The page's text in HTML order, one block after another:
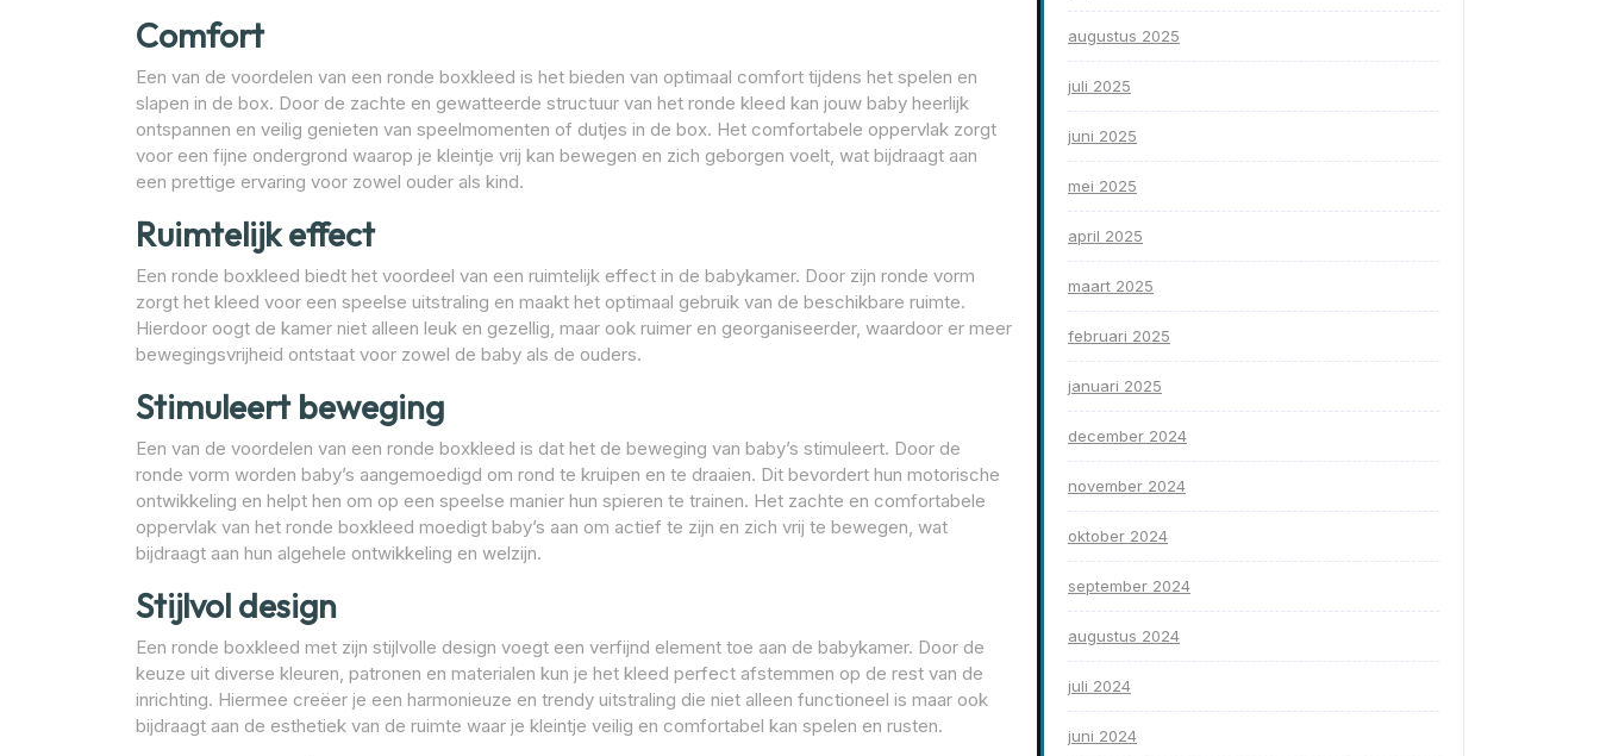
Comfort
Een van de voordelen van een ronde boxkleed is het bieden van optimaal comfort tijdens het spelen en
slapen in de box. Door de zachte en gewatteerde structuur van het ronde kleed kan jouw baby heerlijk
ontspannen en veilig genieten van speelmomenten of dutjes in de box. Het comfortabele oppervlak zorgt
voor een fijne ondergrond waarop je kleintje vrij kan bewegen en zich geborgen voelt, wat bijdraagt aan
een prettige ervaring voor zowel ouder als kind.
Ruimtelijk effect
Een ronde boxkleed biedt het voordeel van een ruimtelijk effect in de babykamer. Door zijn ronde vorm
zorgt het kleed voor een speelse uitstraling en maakt het optimaal gebruik van de beschikbare ruimte.
Hierdoor oogt de kamer niet alleen leuk en gezellig, maar ook ruimer en georganiseerder, waardoor er meer
bewegingsvrijheid ontstaat voor zowel de baby als de ouders.
Stimuleert beweging
Een van de voordelen van een ronde boxkleed is dat het de beweging van baby’s stimuleert. Door de
ronde vorm worden baby’s aangemoedigd om rond te kruipen en te draaien. Dit bevordert hun motorische
ontwikkeling en helpt hen om op een speelse manier hun spieren te trainen. Het zachte en comfortabele
oppervlak van het ronde boxkleed moedigt baby’s aan om actief te zijn en zich vrij te bewegen, wat
bijdraagt aan hun algehele ontwikkeling en welzijn.
Stijlvol design
Een ronde boxkleed met zijn stijlvolle design voegt een verfijnd element toe aan de babykamer. Door de
keuze uit diverse kleuren, patronen en materialen kun je het kleed perfect afstemmen op de rest van de
inrichting. Hiermee creëer je een harmonieuze en trendy uitstraling die niet alleen functioneel is maar ook
bijdraagt aan de esthetiek van de ruimte waar je kleintje veilig en comfortabel kan spelen en rusten.
augustus 2025
juli 2025
juni 2025
mei 2025
april 2025
maart 2025
februari 2025
januari 2025
december 2024
november 2024
oktober 2024
september 2024
augustus 2024
juli 2024
juni 2024